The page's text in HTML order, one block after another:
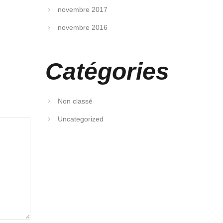
novembre 2017
novembre 2016
Catégories
Non classé
Uncategorized